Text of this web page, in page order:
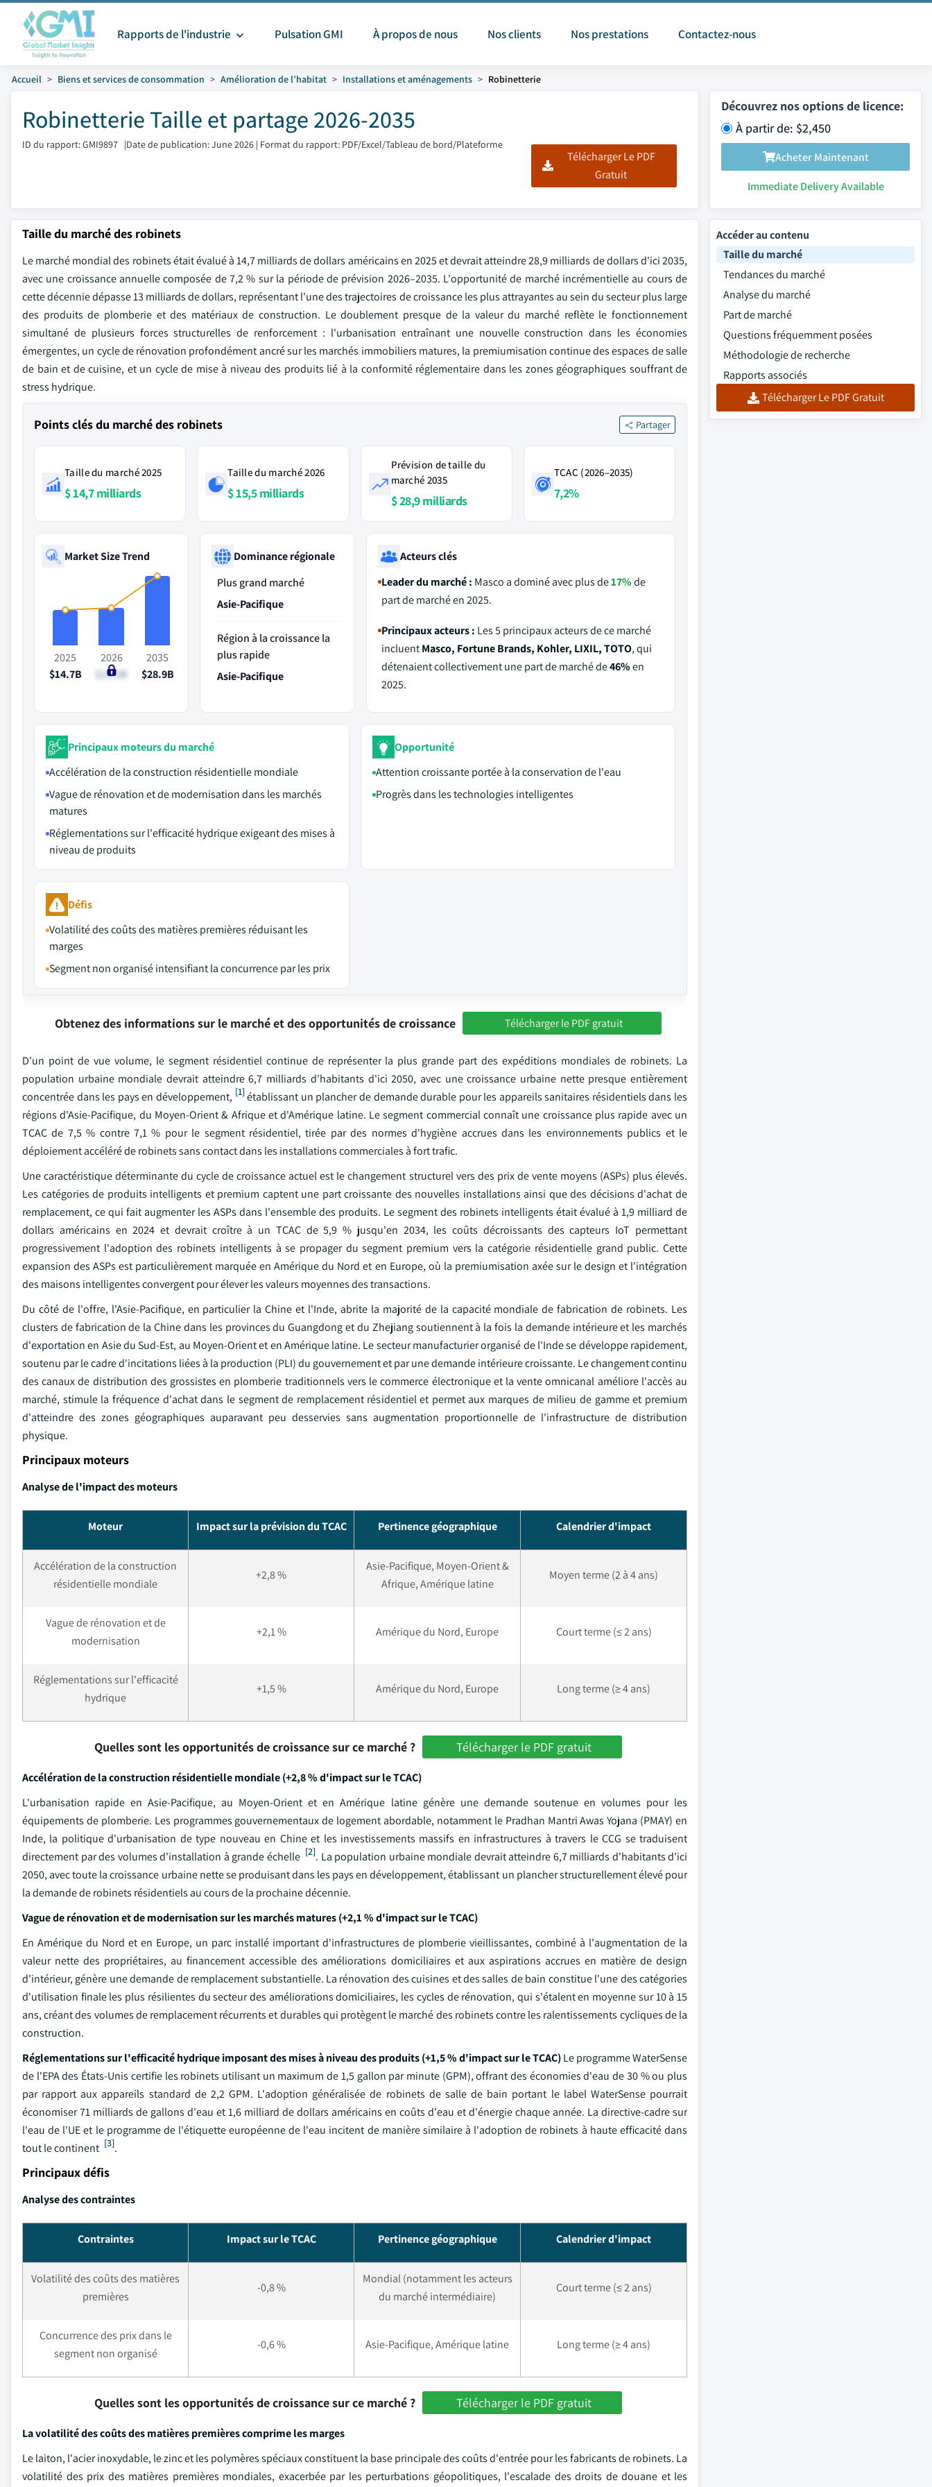
Rapports de l'industrie Pulsation GMI À propos de nous Nos clients Nos prestations Contactez-nous
Accueil Biens et services de consommation Amélioration de l’habitat Installations et aménagements Robinetterie
Robinetterie Taille et partage 2026-2035
ID du rapport: GMI9897 |Date de publication: June 2026 | Format du rapport: PDF/Excel/Tableau de bord/Plateforme
Télécharger Le PDF
Gratuit
Découvrez nos options de licence:
À partir de: $2,450
Acheter Maintenant
Immediate Delivery Available
Taille du marché des robinets
Le marché mondial des robinets était évalué à 14,7 milliards de dollars américains en 2025 et devrait atteindre 28,9 milliards de dollars d'ici 2035,
avec une croissance annuelle composée de 7,2 % sur la période de prévision 2026–2035. L'opportunité de marché incrémentielle au cours de
cette décennie dépasse 13 milliards de dollars, représentant l'une des trajectoires de croissance les plus attrayantes au sein du secteur plus large
des produits de plomberie et des matériaux de construction. Le doublement presque de la valeur du marché reflète le fonctionnement
simultané de plusieurs forces structurelles de renforcement : l'urbanisation entraînant une nouvelle construction dans les économies
émergentes, un cycle de rénovation profondément ancré sur les marchés immobiliers matures, la premiumisation continue des espaces de salle
de bain et de cuisine, et un cycle de mise à niveau des produits lié à la conformité réglementaire dans les zones géographiques souffrant de
stress hydrique.
Points clés du marché des robinets Partager
Taille du marché 2025
$ 14,7 milliards
Taille du marché 2026
$ 15,5 milliards
Prévision de taille du
marché 2035
$ 28,9 milliards
TCAC (2026–2035)
7,2%
Market Size Trend
2025
$14.7B
2026
$15.5B
2035
$28.9B
Dominance régionale
Plus grand marché
Asie-Pacifique
Région à la croissance la
plus rapide
Asie-Pacifique
Acteurs clés
Leader du marché : Masco a dominé avec plus de17%de
part de marché en 2025.
Principaux acteurs : Les 5 principaux acteurs de ce marché
incluentMasco, Fortune Brands, Kohler, LIXIL, TOTO, qui
détenaient collectivement une part de marché de46%en
2025.
Principaux moteurs du marché
Accélération de la construction résidentielle mondiale
Vague de rénovation et de modernisation dans les marchés
matures
Réglementations sur l'efficacité hydrique exigeant des mises à
niveau de produits
Opportunité
Attention croissante portée à la conservation de l'eau
Progrès dans les technologies intelligentes
Défis
Volatilité des coûts des matières premières réduisant les
marges
Segment non organisé intensifiant la concurrence par les prix
Obtenez des informations sur le marché et des opportunités de croissance Télécharger le PDF gratuit
D'un point de vue volume, le segment résidentiel continue de représenter la plus grande part des expéditions mondiales de robinets. La
population urbaine mondiale devrait atteindre 6,7 milliards d'habitants d'ici 2050, avec une croissance urbaine nette presque entièrement
concentrée dans les pays en développement, [1]établissant un plancher de demande durable pour les appareils sanitaires résidentiels dans les
régions d'Asie-Pacifique, du Moyen-Orient & Afrique et d'Amérique latine. Le segment commercial connaît une croissance plus rapide avec un
TCAC de 7,5 % contre 7,1 % pour le segment résidentiel, tirée par des normes d'hygiène accrues dans les environnements publics et le
déploiement accéléré de robinets sans contact dans les installations commerciales à fort trafic.
Une caractéristique déterminante du cycle de croissance actuel est le changement structurel vers des prix de vente moyens (ASPs) plus élevés.
Les catégories de produits intelligents et premium captent une part croissante des nouvelles installations ainsi que des décisions d'achat de
remplacement, ce qui fait augmenter les ASPs dans l'ensemble des produits. Le segment des robinets intelligents était évalué à 1,9 milliard de
dollars américains en 2024 et devrait croître à un TCAC de 5,9 % jusqu'en 2034, les coûts décroissants des capteurs IoT permettant
progressivement l'adoption des robinets intelligents à se propager du segment premium vers la catégorie résidentielle grand public. Cette
expansion des ASPs est particulièrement marquée en Amérique du Nord et en Europe, où la premiumisation axée sur le design et l'intégration
des maisons intelligentes convergent pour élever les valeurs moyennes des transactions.
Du côté de l'offre, l'Asie-Pacifique, en particulier la Chine et l'Inde, abrite la majorité de la capacité mondiale de fabrication de robinets. Les
clusters de fabrication de la Chine dans les provinces du Guangdong et du Zhejiang soutiennent à la fois la demande intérieure et les marchés
d'exportation en Asie du Sud-Est, au Moyen-Orient et en Amérique latine. Le secteur manufacturier organisé de l'Inde se développe rapidement,
soutenu par le cadre d'incitations liées à la production (PLI) du gouvernement et par une demande intérieure croissante. Le changement continu
des canaux de distribution des grossistes en plomberie traditionnels vers le commerce électronique et la vente omnicanal améliore l'accès au
marché, stimule la fréquence d'achat dans le segment de remplacement résidentiel et permet aux marques de milieu de gamme et premium
d'atteindre des zones géographiques auparavant peu desservies sans augmentation proportionnelle de l'infrastructure de distribution
physique.
Principaux moteurs
Analyse de l'impact des moteurs
Moteur Impact sur la prévision du TCAC Pertinence géographique Calendrier d'impact
Accélération de la construction
résidentielle mondiale
+2,8 %
Asie-Pacifique, Moyen-Orient &
Afrique, Amérique latine
Moyen terme (2 à 4 ans)
Vague de rénovation et de
modernisation
+2,1 % Amérique du Nord, Europe Court terme (≤ 2 ans)
Réglementations sur l'efficacité
hydrique
+1,5 % Amérique du Nord, Europe Long terme (≥ 4 ans)
Quelles sont les opportunités de croissance sur ce marché ? Télécharger le PDF gratuit
Accélération de la construction résidentielle mondiale (+2,8 % d'impact sur le TCAC)
L'urbanisation rapide en Asie-Pacifique, au Moyen-Orient et en Amérique latine génère une demande soutenue en volumes pour les
équipements de plomberie. Les programmes gouvernementaux de logement abordable, notamment le Pradhan Mantri Awas Yojana (PMAY) en
Inde, la politique d'urbanisation de type nouveau en Chine et les investissements massifs en infrastructures à travers le CCG se traduisent
directement par des volumes d'installation à grande échelle [2]. La population urbaine mondiale devrait atteindre 6,7 milliards d'habitants d'ici
2050, avec toute la croissance urbaine nette se produisant dans les pays en développement, établissant un plancher structurellement élevé pour
la demande de robinets résidentiels au cours de la prochaine décennie.
Vague de rénovation et de modernisation sur les marchés matures (+2,1 % d'impact sur le TCAC)
En Amérique du Nord et en Europe, un parc installé important d'infrastructures de plomberie vieillissantes, combiné à l'augmentation de la
valeur nette des propriétaires, au financement accessible des améliorations domiciliaires et aux aspirations accrues en matière de design
d'intérieur, génère une demande de remplacement substantielle. La rénovation des cuisines et des salles de bain constitue l'une des catégories
d'utilisation finale les plus résilientes du secteur des améliorations domiciliaires, les cycles de rénovation, qui s'étalent en moyenne sur 10 à 15
ans, créant des volumes de remplacement récurrents et durables qui protègent le marché des robinets contre les ralentissements cycliques de la
construction.
Réglementations sur l'efficacité hydrique imposant des mises à niveau des produits (+1,5 % d'impact sur le TCAC)Le programme WaterSense
de l'EPA des États-Unis certifie les robinets utilisant un maximum de 1,5 gallon par minute (GPM), offrant des économies d'eau de 30 % ou plus
par rapport aux appareils standard de 2,2 GPM. L'adoption généralisée de robinets de salle de bain portant le label WaterSense pourrait
économiser 71 milliards de gallons d'eau et 1,6 milliard de dollars américains en coûts d'eau et d'énergie chaque année. La directive-cadre sur
l'eau de l'UE et le programme de l'étiquette européenne de l'eau incitent de manière similaire à l'adoption de robinets à haute efficacité dans
tout le continent [3].
Principaux défis
Analyse des contraintes
Contraintes Impact sur le TCAC Pertinence géographique Calendrier d'impact
Volatilité des coûts des matières
premières
-0,8 %
Mondial (notamment les acteurs
du marché intermédiaire)
Court terme (≤ 2 ans)
Concurrence des prix dans le
segment non organisé
-0,6 % Asie-Pacifique, Amérique latine Long terme (≥ 4 ans)
Quelles sont les opportunités de croissance sur ce marché ? Télécharger le PDF gratuit
La volatilité des coûts des matières premières comprime les marges
Le laiton, l'acier inoxydable, le zinc et les polymères spéciaux constituent la base principale des coûts d'entrée pour les fabricants de robinets. La
volatilité des prix des matières premières mondiales, exacerbée par les perturbations géopolitiques, l'escalade des droits de douane et les
Accéder au contenu
Taille du marché
Tendances du marché
Analyse du marché
Part de marché
Questions fréquemment posées
Méthodologie de recherche
Rapports associés
Télécharger Le PDF Gratuit